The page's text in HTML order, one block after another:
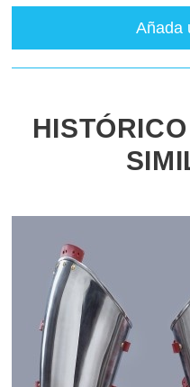
Añada